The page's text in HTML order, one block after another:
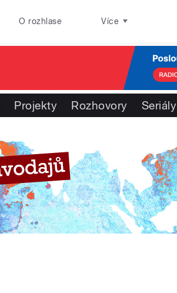
O rozhlase Více
Projekty Rozhovory Seriály